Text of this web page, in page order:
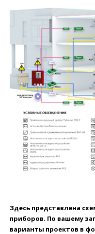
Здесь представлена
приборов. По вашему
варианты проектов в